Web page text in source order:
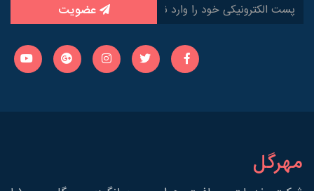
عضویت
مهرگل